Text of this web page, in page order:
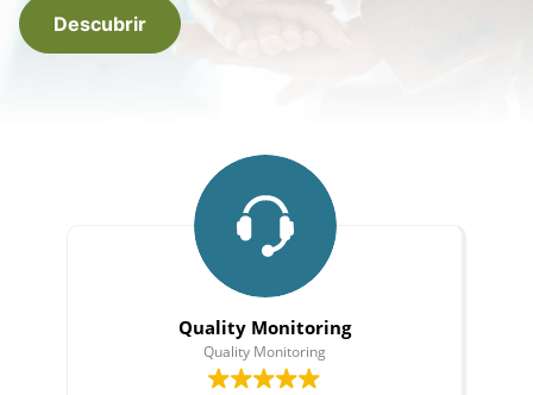
Descubrir
Quality Monitoring
Quality Monitoring